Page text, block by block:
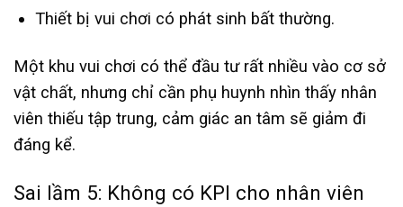
Thiết bị vui chơi có phát sinh bất thường.
Một khu vui chơi có thể đầu tư rất nhiều vào cơ sở
vật chất, nhưng chỉ cần phụ huynh nhìn thấy nhân
viên thiếu tập trung, cảm giác an tâm sẽ giảm đi
đáng kể.
Sai lầm 5: Không có KPI cho nhân viên